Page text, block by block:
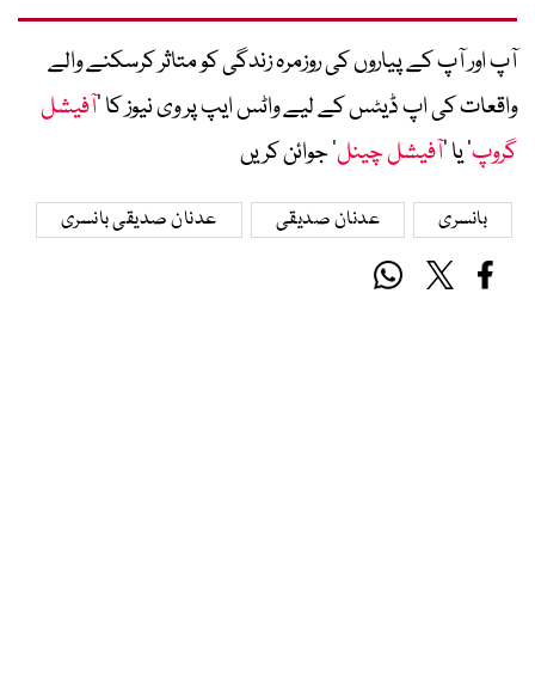
آپ اور آپ کے پیاروں کی روزمرہ زندگی کو متاثر کرسکنے والے
واقعات کی اپ ڈیٹس کے لیے واٹس ایپ پر وی نیوز کا ’آفیشل
گروپ‘ یا ’آفیشل چینل‘ جوائن کریں
بانسری عدنان صدیقی عدنان صدیقی بانسری